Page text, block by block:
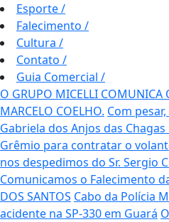
Esporte/
Falecimento /
Cultura /
Contato /
Guia Comercial /
O GRUPO MICELLI COMUNICA
MARCELO COELHO. Com
Gabriela dos Anjos das Chagas
Grêmio para contratar o
nos despedimos do Sr. Sergio
Comunicamos o Falecimento
DOS SANTOS Cabo da Polícia
acidente na SP-330 em Guará